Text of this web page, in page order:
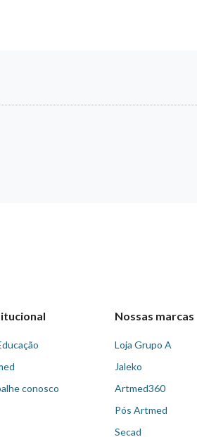
conosco
Nossas marcas
Loja Grupo A
Jaleko
Artmed360
Pós Artmed
Secad